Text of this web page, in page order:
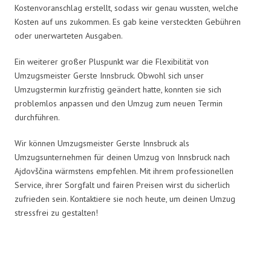
Kostenvoranschlag erstellt, sodass wir genau wussten, welche
Kosten auf uns zukommen. Es gab keine versteckten Gebühren
oder unerwarteten Ausgaben.
Ein weiterer großer Pluspunkt war die Flexibilität von
Umzugsmeister Gerste Innsbruck. Obwohl sich unser
Umzugstermin kurzfristig geändert hatte, konnten sie sich
problemlos anpassen und den Umzug zum neuen Termin
durchführen.
Wir können Umzugsmeister Gerste Innsbruck als
Umzugsunternehmen für deinen Umzug von Innsbruck nach
Ajdovščina wärmstens empfehlen. Mit ihrem professionellen
Service, ihrer Sorgfalt und fairen Preisen wirst du sicherlich
zufrieden sein. Kontaktiere sie noch heute, um deinen Umzug
stressfrei zu gestalten!